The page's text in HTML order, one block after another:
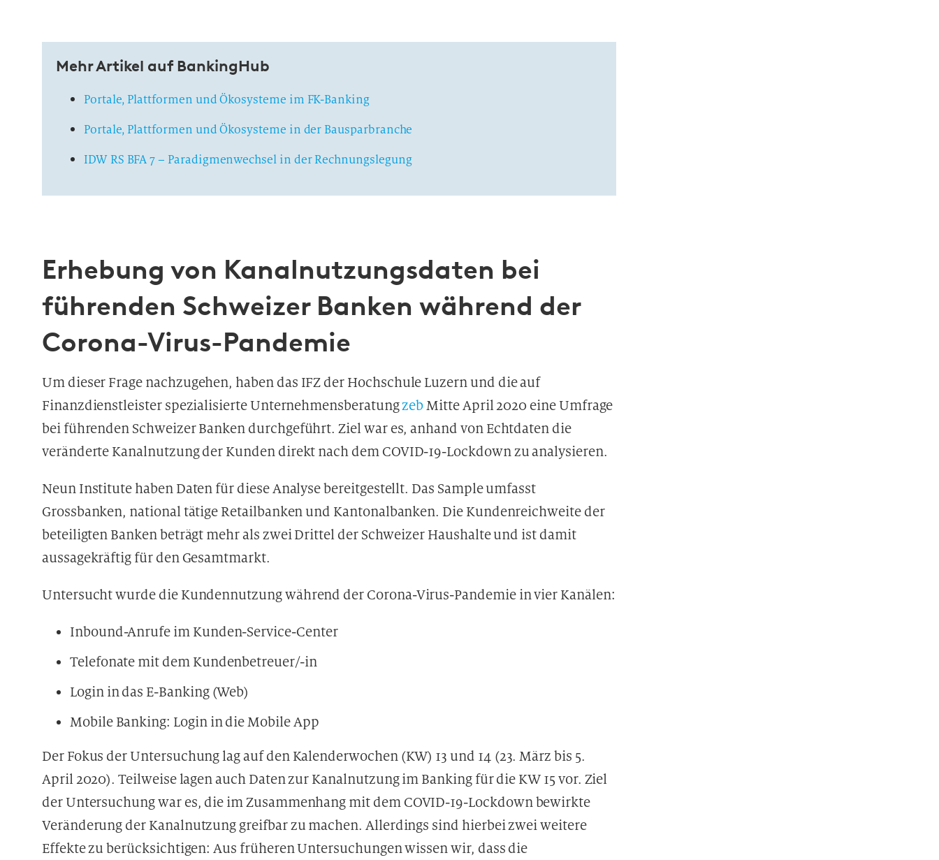
Mehr Artikel auf BankingHub
Portale, Plattformen und Ökosysteme im FK-Banking
Portale, Plattformen und Ökosysteme in der Bausparbranche
IDW RS BFA 7 – Paradigmenwechsel in der Rechnungslegung
Erhebung von Kanalnutzungsdaten bei
führenden Schweizer Banken während der
Corona-Virus-Pandemie
Um dieser Frage nachzugehen, haben das IFZ der Hochschule Luzern und die auf
Finanzdienstleister spezialisierte UnternehmensberatungzebMitte April 2020 eine Umfrage
bei führenden Schweizer Banken durchgeführt. Ziel war es, anhand von Echtdaten die
veränderte Kanalnutzung der Kunden direkt nach dem COVID-19-Lockdown zu analysieren.
Neun Institute haben Daten für diese Analyse bereitgestellt. Das Sample umfasst
Grossbanken, national tätige Retailbanken und Kantonalbanken. Die Kundenreichweite der
beteiligten Banken beträgt mehr als zwei Drittel der Schweizer Haushalte und ist damit
aussagekräftig für den Gesamtmarkt.
Untersucht wurde die Kundennutzung während der Corona-Virus-Pandemie in vier Kanälen:
Inbound-Anrufe im Kunden-Service-Center
Telefonate mit dem Kundenbetreuer/-in
Login in das E-Banking (Web)
Mobile Banking: Login in die Mobile App
Der Fokus der Untersuchung lag auf den Kalenderwochen (KW) 13 und 14 (23. März bis 5.
April 2020). Teilweise lagen auch Daten zur Kanalnutzung im Banking für die KW 15 vor. Ziel
der Untersuchung war es, die im Zusammenhang mit dem COVID-19-Lockdown bewirkte
Veränderung der Kanalnutzung greifbar zu machen. Allerdings sind hierbei zwei weitere
Effekte zu berücksichtigen: Aus früheren Untersuchungen wissen wir, dass die